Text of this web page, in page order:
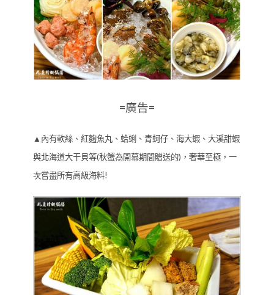
=廣告=
▲內有軟絲、紅麴魚丸、蛤蜊、青蚵仔、海大蝦、大溪甜蝦
與北海道大干貝等(秋蟹為開幕期間贈送的)，奢華至極，一
次嘗盡所有高級海料!